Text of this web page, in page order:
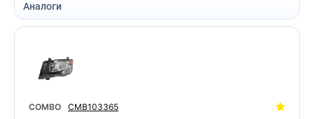
Аналоги
COMBO CMB103365